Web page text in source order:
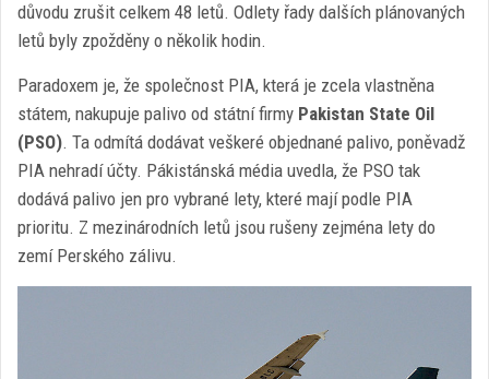
důvodu zrušit celkem 48 letů. Odlety řady dalších plánovaných
letů byly zpožděny o několik hodin.
Paradoxem je, že společnost PIA, která je zcela vlastněna
státem, nakupuje palivo od státní firmy Pakistan State Oil
(PSO). Ta odmítá dodávat veškeré objednané palivo, poněvadž
PIA nehradí účty. Pákistánská média uvedla, že PSO tak
dodává palivo jen pro vybrané lety, které mají podle PIA
prioritu. Z mezinárodních letů jsou rušeny zejména lety do
zemí Perského zálivu.